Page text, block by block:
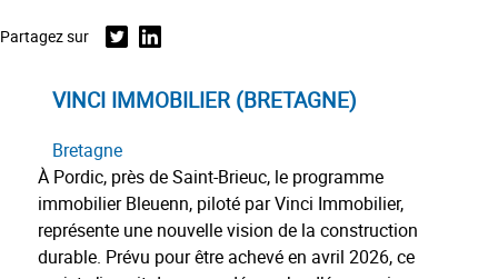
Partagez sur TwitterLinkedin
VINCI IMMOBILIER (BRETAGNE)
Bretagne
À Pordic, près de Saint-Brieuc, le programme
immobilier Bleuenn, piloté par Vinci Immobilier,
représente une nouvelle vision de la construction
durable. Prévu pour être achevé en avril 2026, ce